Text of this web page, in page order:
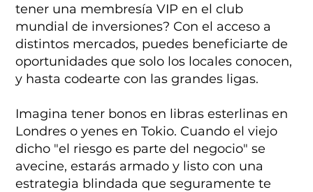
tener una membresía VIP en el club
mundial de inversiones? Con el acceso a
distintos mercados, puedes beneficiarte de
oportunidades que solo los locales conocen,
y hasta codearte con las grandes ligas.
Imagina tener bonos en libras esterlinas en
Londres o yenes en Tokio. Cuando el viejo
dicho "el riesgo es parte del negocio" se
avecine, estarás armado y listo con una
estrategia blindada que seguramente te